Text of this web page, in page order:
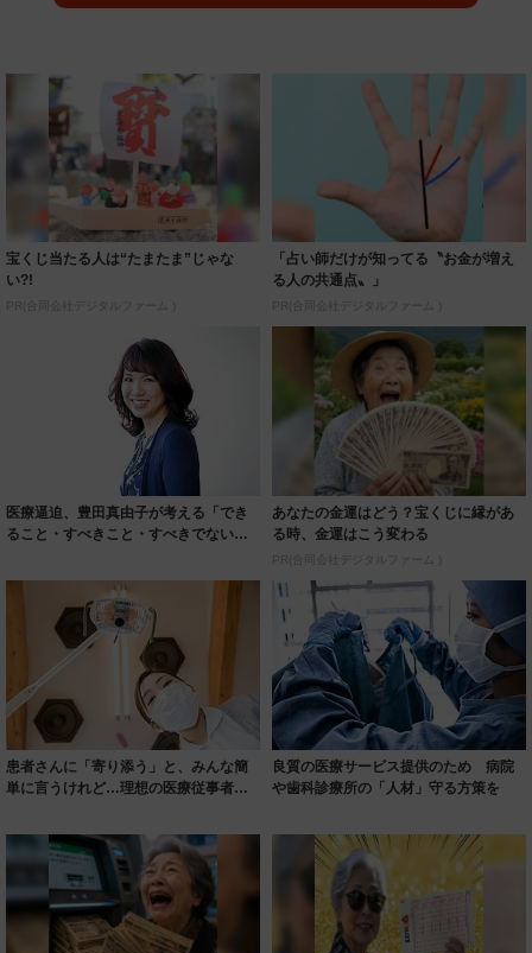
宝くじ当たる人は“たまたま”じゃな
い?!
PR(合同会社デジタルファーム )
「占い師だけが知ってる〝お金が増え
る人の共通点〟」
PR(合同会社デジタルファーム )
医療逼迫、豊田真由子が考える「でき
ること・すべきこと・すべきでないこ
あなたの金運はどう？宝くじに縁があ
る時、金運はこう変わる
PR(合同会社デジタルファーム )
患者さんに「寄り添う」と、みんな簡
単に言うけれど…理想の医療従事者像
良質の医療サービス提供のため 病院
や歯科診療所の「人材」守る方策を